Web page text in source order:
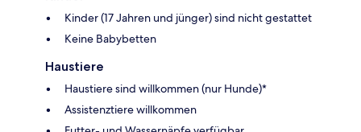
Kinder (17 Jahren und jünger) sind nicht gestattet
Keine Babybetten
Haustiere
Haustiere sind willkommen (nur Hunde)*
Assistenztiere willkommen